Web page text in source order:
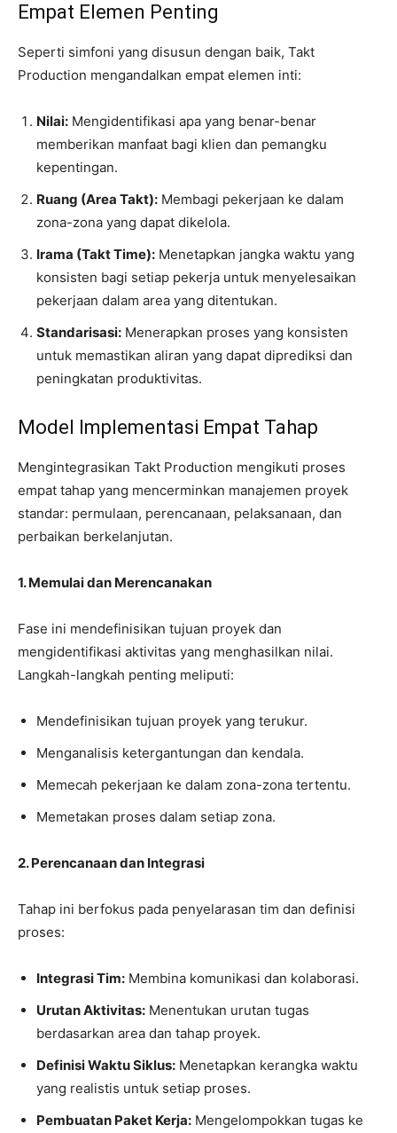
Empat Elemen Penting
Seperti simfoni yang disusun dengan baik, Takt
Production mengandalkan empat elemen inti:
Nilai: Mengidentifikasi apa yang benar-benar
memberikan manfaat bagi klien dan pemangku
kepentingan.
Ruang (Area Takt): Membagi pekerjaan ke dalam
zona-zona yang dapat dikelola.
Irama (Takt Time): Menetapkan jangka waktu yang
konsisten bagi setiap pekerja untuk menyelesaikan
pekerjaan dalam area yang ditentukan.
Standarisasi: Menerapkan proses yang konsisten
untuk memastikan aliran yang dapat diprediksi dan
peningkatan produktivitas.
Model Implementasi Empat Tahap
Mengintegrasikan Takt Production mengikuti proses
empat tahap yang mencerminkan manajemen proyek
standar: permulaan, perencanaan, pelaksanaan, dan
perbaikan berkelanjutan.
1. Memulai dan Merencanakan
Fase ini mendefinisikan tujuan proyek dan
mengidentifikasi aktivitas yang menghasilkan nilai.
Langkah-langkah penting meliputi:
Mendefinisikan tujuan proyek yang terukur.
Menganalisis ketergantungan dan kendala.
Memecah pekerjaan ke dalam zona-zona tertentu.
Memetakan proses dalam setiap zona.
2. Perencanaan dan Integrasi
Tahap ini berfokus pada penyelarasan tim dan definisi
proses:
Integrasi Tim: Membina komunikasi dan kolaborasi.
Urutan Aktivitas: Menentukan urutan tugas
berdasarkan area dan tahap proyek.
Definisi Waktu Siklus: Menetapkan kerangka waktu
yang realistis untuk setiap proses.
Pembuatan Paket Kerja: Mengelompokkan tugas ke